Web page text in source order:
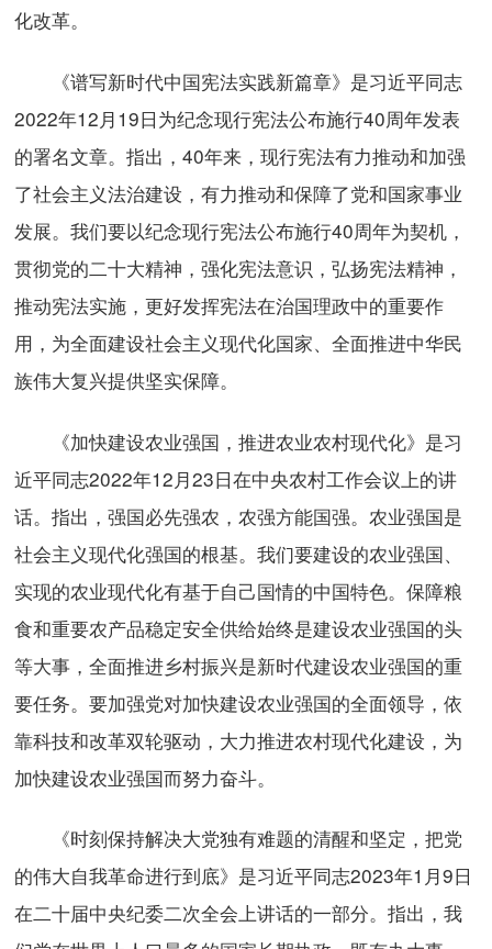
化改革。
《谱写新时代中国宪法实践新篇章》是习近平同志
2022年12月19日为纪念现行宪法公布施行40周年发表
的署名文章。指出，40年来，现行宪法有力推动和加强
了社会主义法治建设，有力推动和保障了党和国家事业
发展。我们要以纪念现行宪法公布施行40周年为契机，
贯彻党的二十大精神，强化宪法意识，弘扬宪法精神，
推动宪法实施，更好发挥宪法在治国理政中的重要作
用，为全面建设社会主义现代化国家、全面推进中华民
族伟大复兴提供坚实保障。
《加快建设农业强国，推进农业农村现代化》是习
近平同志2022年12月23日在中央农村工作会议上的讲
话。指出，强国必先强农，农强方能国强。农业强国是
社会主义现代化强国的根基。我们要建设的农业强国、
实现的农业现代化有基于自己国情的中国特色。保障粮
食和重要农产品稳定安全供给始终是建设农业强国的头
等大事，全面推进乡村振兴是新时代建设农业强国的重
要任务。要加强党对加快建设农业强国的全面领导，依
靠科技和改革双轮驱动，大力推进农村现代化建设，为
加快建设农业强国而努力奋斗。
《时刻保持解决大党独有难题的清醒和坚定，把党
的伟大自我革命进行到底》是习近平同志2023年1月9日
在二十届中央纪委二次全会上讲话的一部分。指出，我